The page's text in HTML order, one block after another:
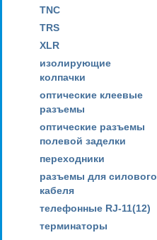
TNC
TRS
XLR
изолирующие
колпачки
оптические клеевые
разъемы
оптические разъемы
полевой заделки
переходники
разъемы для силового
кабеля
телефонные RJ-11(12)
терминаторы